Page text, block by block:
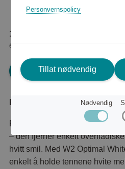
124 480 poeng
eller
Logg inn for
Produktbeskrivelse
Philips Sonicare 5300 gjør mer
– den fjerner enkelt
hvitt smil. Med W2 Optimal
enkelt å holde tennene hvite
Personvernspolicy
Tillat nødvendig
Nødvendig